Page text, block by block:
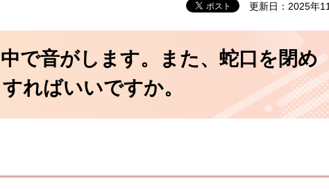
更新日：2025年
で音がします。また、蛇口を閉め
ればいいですか。